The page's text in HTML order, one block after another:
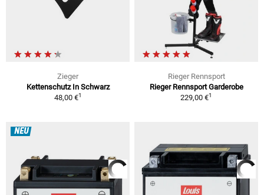
Zieger
Kettenschutz In Schwarz
48,00 €1
Rieger Rennsport
Rieger Rennsport Garderobe
229,00 €1
NEU